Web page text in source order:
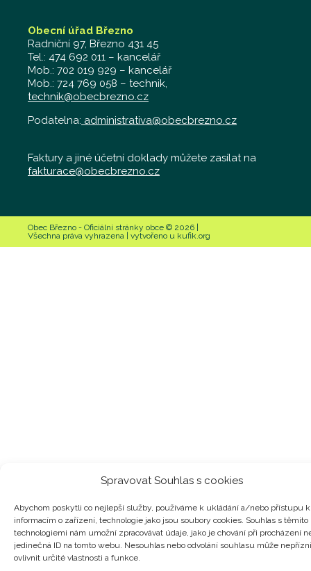
Spravovat Souhlas s cookies
Abychom poskytli co nejlepší služby, používáme k ukládání a/nebo přístupu k
informacím o zařízení, technologie jako jsou soubory cookies. Souhlas s těmito
technologiemi nám umožní zpracovávat údaje, jako je chování při procházení
jedinečná ID na tomto webu. Nesouhlas nebo odvolání souhlasu může
ovlivnit určité vlastnosti a funkce.
Obecní úřad Březno
Radniční 97, Březno 431 45
Tel.: 474 692 011 – kancelář
Mob.: 702 019 929 – kancelář
Mob.: 724 769 058 – technik,
technik@obecbrezno.cz
Podatelna: administrativa@obecbrezno.cz
Faktury a jiné účetní doklady můžete zasílat na
fakturace@obecbrezno.cz
Obec Březno - Oficiální stránky obce © 2026 |
Všechna práva vyhrazena | vytvořeno u kufik.org